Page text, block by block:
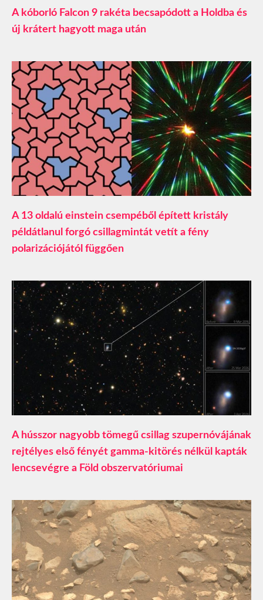
A kóborló Falcon 9 rakéta becsapódott a Holdba és
új krátert hagyott maga után
A 13 oldalú einstein csempéből épített kristály
példátlanul forgó csillagmintát vetít a fény
polarizációjától függően
A hússzor nagyobb tömegű csillag szupernóvájának
rejtélyes első fényét gamma-kitörés nélkül kapták
lencsevégre a Föld obszervatóriumai